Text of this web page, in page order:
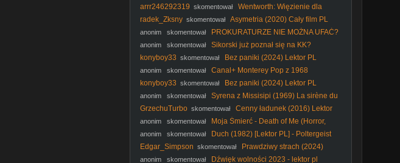
arrr246292319 skomentował
Wentworth: Więzienie dla
kobiet S04E12 Lektor PL
radek_Zksny skomentował Asymetria (2020) Cały film PL
anonim skomentował
PROKURATURZE NIE MOŻNA UFAĆ?
Wojna o przecieki!
anonim skomentował
Sikorski już poznał się na KK?
#Sikorski #kler #elita #polityka #KK #katolicyzm #kościół
konyboy33 skomentował Bez paniki (2024) Lektor PL
anonim skomentował
Canal+ Monterey Pop z 1968
roku(emisja 7 kwietnia 2001 roku)
konyboy33 skomentował Bez paniki (2024) Lektor PL
anonim skomentował
Syrena z Missisipi (1969) La sirène du
Mississipi [1080p]
GrzechuTurbo skomentował
Cenny ładunek (2016) Lektor
anonim skomentował
Moja Śmierć - Death of Me (Horror,
2020) [napisy pl]
anonim skomentował
Duch (1982) [Lektor PL] - Poltergeist
Edgar_Simpson skomentował
Prawdziwy strach (2024)
Lektor PL
anonim skomentował Dźwięk wolności 2023 - lektor pl